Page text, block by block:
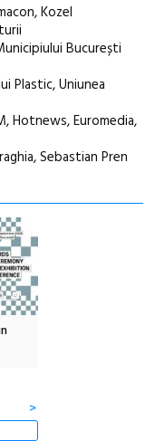
Kozel
București
Plastic, Uniunea
Hotnews, Euromedia,
Sebastian Pren
>